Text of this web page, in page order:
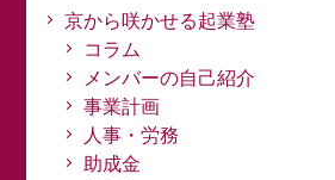
京から咲かせる起業塾
コラム
メンバーの自己紹介
事業計画
人事・労務
助成金